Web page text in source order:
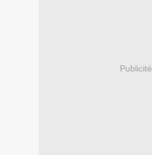
Publicité